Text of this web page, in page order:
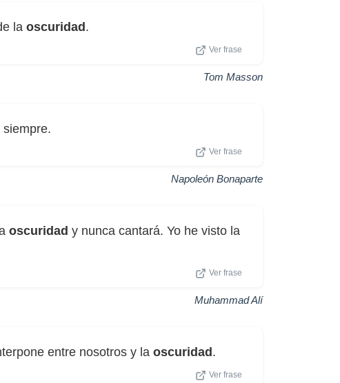
la oscuridad .
Ver frase
Tom Masson
Ver frase
Napoleón Bonaparte
oscuridad y nunca cantará. Yo he visto la
Ver frase
Muhammad Alí
entre nosotros y la oscuridad .
Ver frase